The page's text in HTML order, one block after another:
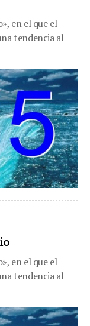
en el que el
tendencia al
en el que el
tendencia al